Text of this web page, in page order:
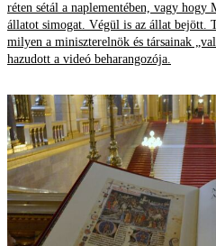
réten sétál a naplementében, vagy hogy
állatot simogat. Végül is az állat bejött.
milyen a miniszterelnök és társainak
hazudott a videó beharangozója.